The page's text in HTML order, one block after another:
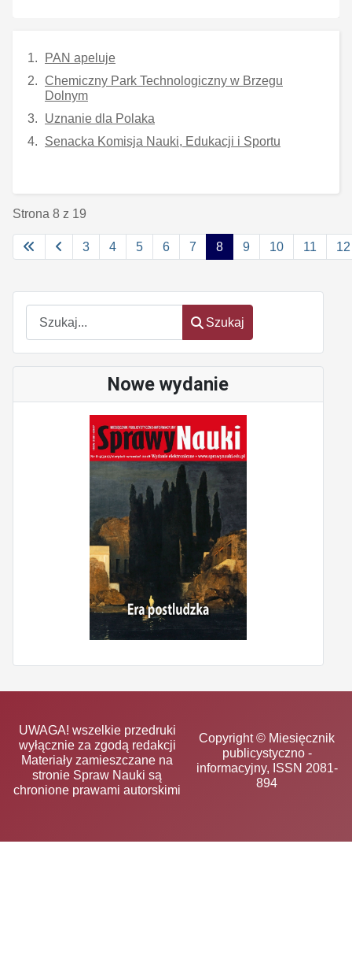
Szukaj
Szukaj
Nowe wydanie
PAN apeluje
Chemiczny Park Technologiczny w Brzegu
Dolnym
Uznanie dla Polaka
Senacka Komisja Nauki, Edukacji i Sportu
Strona 8 z 19
3 4 5 6 7 8 9 10 11 12
UWAGA! wszelkie przedruki
wyłącznie za zgodą redakcji
Materiały zamieszczane na
stronie Spraw Nauki są
chronione prawami autorskimi
Copyright © Miesięcznik
publicystyczno -
informacyjny, ISSN 2081-
894